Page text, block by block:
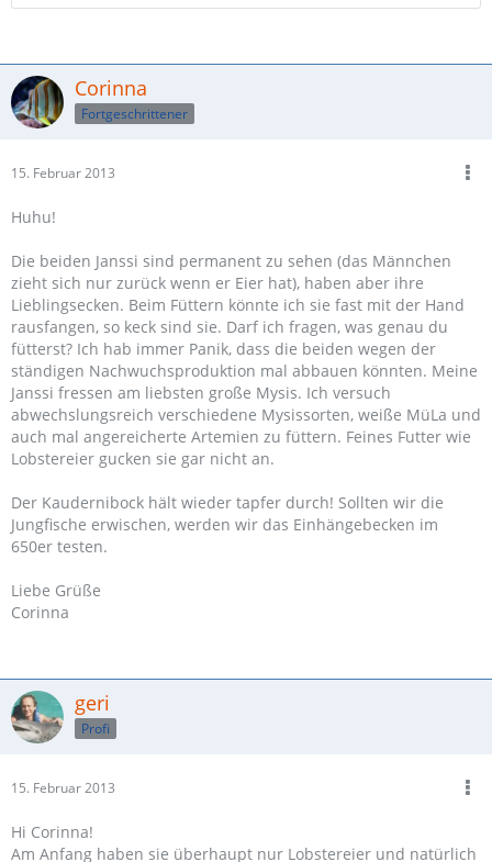
Corinna
Fortgeschrittener
15. Februar 2013
Huhu!
Die beiden Janssi sind permanent zu sehen (das Männchen
zieht sich nur zurück wenn er Eier hat), haben aber ihre
Lieblingsecken. Beim Füttern könnte ich sie fast mit der Hand
rausfangen, so keck sind sie. Darf ich fragen, was genau du
fütterst? Ich hab immer Panik, dass die beiden wegen der
ständigen Nachwuchsproduktion mal abbauen könnten. Meine
Janssi fressen am liebsten große Mysis. Ich versuch
abwechslungsreich verschiedene Mysissorten, weiße MüLa und
auch mal angereicherte Artemien zu füttern. Feines Futter wie
Lobstereier gucken sie gar nicht an.
Der Kaudernibock hält wieder tapfer durch! Sollten wir die
Jungfische erwischen, werden wir das Einhängebecken im
650er testen.
Liebe Grüße
Corinna
geri
Profi
15. Februar 2013
Hi Corinna!
Am Anfang haben sie überhaupt nur Lobstereier und natürlich